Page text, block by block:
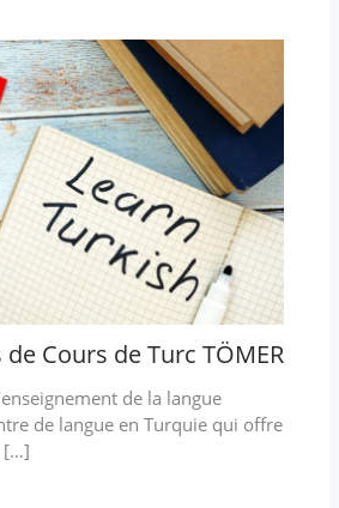
Cours de Turc TÖMER
de la langue
de langue en Turquie qui offre
[…]